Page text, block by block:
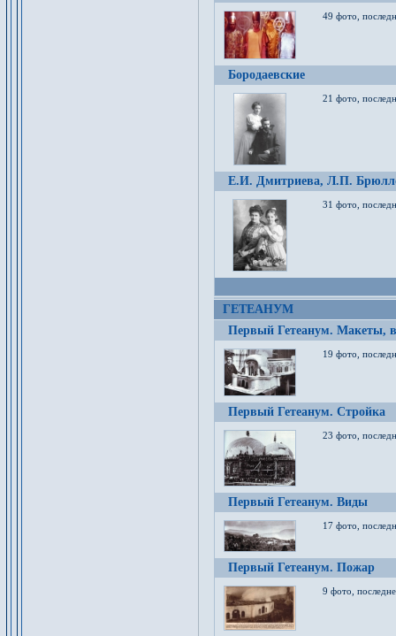
49 фото,
Бородаевские
21 фото,
Е.И. Дмитриева, Л.П.
31 фото,
ГЕТЕАНУМ
Первый Гетеанум. Макеты,
19 фото,
Первый Гетеанум. Стройка
23 фото,
Первый Гетеанум. Виды
17 фото,
Первый Гетеанум. Пожар
9 фото,